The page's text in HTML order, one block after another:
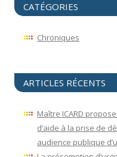
CATÉGORIES
Chroniques
ARTICLES RÉCENTS
Maître ICARD
d’aide à la prise de
audience publique